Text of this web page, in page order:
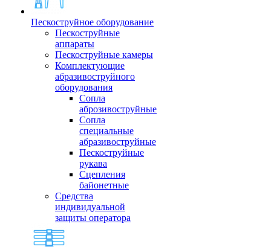
Пескоструйное оборудование
Пескоструйные
аппараты
Пескоструйные камеры
Комплектующие
абразивоструйного
оборудования
Сопла
аброзивоструйные
Сопла
специальные
абразивоструйные
Пескоструйные
рукава
Сцепления
байонетные
Средства
индивидуальной
защиты оператора